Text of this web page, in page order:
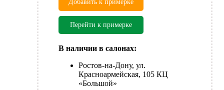
Добавить к примерке
Перейти к примерке
В наличии в салонах:
Ростов-на-Дону, ул.
Красноармейская, 105 КЦ
«Большой»